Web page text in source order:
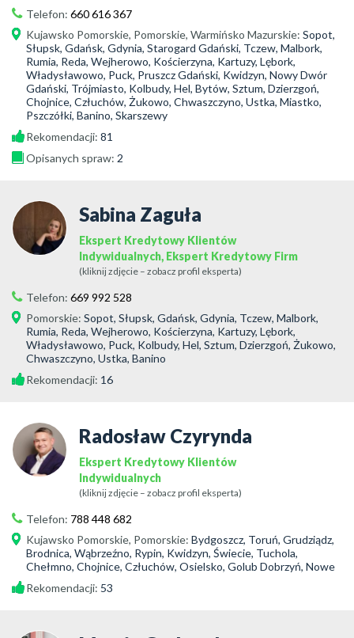
Telefon: 660 616 367
Kujawsko Pomorskie, Pomorskie, Warmińsko Mazurskie: Sopot,
Słupsk, Gdańsk, Gdynia, Starogard Gdański, Tczew, Malbork,
Rumia, Reda, Wejherowo, Kościerzyna, Kartuzy, Lębork,
Władysławowo, Puck, Pruszcz Gdański, Kwidzyn, Nowy Dwór
Gdański, Trójmiasto, Kolbudy, Hel, Bytów, Sztum, Dzierzgoń,
Chojnice, Człuchów, Żukowo, Chwaszczyno, Ustka, Miastko,
Pszczółki, Banino, Skarszewy
Rekomendacji: 81
Opisanych spraw: 2
Sabina Zaguła
Ekspert Kredytowy Klientów
Indywidualnych, Ekspert Kredytowy Firm
(kliknij zdjęcie – zobacz profil eksperta)
Telefon: 669 992 528
Pomorskie: Sopot, Słupsk, Gdańsk, Gdynia, Tczew, Malbork,
Rumia, Reda, Wejherowo, Kościerzyna, Kartuzy, Lębork,
Władysławowo, Puck, Kolbudy, Hel, Sztum, Dzierzgoń, Żukowo,
Chwaszczyno, Ustka, Banino
Rekomendacji: 16
Radosław Czyrynda
Ekspert Kredytowy Klientów
Indywidualnych
(kliknij zdjęcie – zobacz profil eksperta)
Telefon: 788 448 682
Kujawsko Pomorskie, Pomorskie: Bydgoszcz, Toruń, Grudziądz,
Brodnica, Wąbrzeźno, Rypin, Kwidzyn, Świecie, Tuchola,
Chełmno, Chojnice, Człuchów, Osielsko, Golub Dobrzyń, Nowe
Rekomendacji: 53